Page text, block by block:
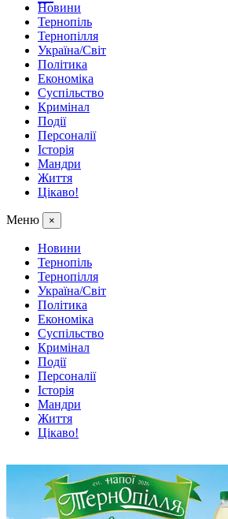
Новини
Тернопіль
Тернопілля
Україна/Світ
Політика
Економіка
Суспільство
Кримінал
Події
Персоналії
Історія
Мандри
Життя
Цікаво!
Меню ×
Новини
Тернопіль
Тернопілля
Україна/Світ
Політика
Економіка
Суспільство
Кримінал
Події
Персоналії
Історія
Мандри
Життя
Цікаво!